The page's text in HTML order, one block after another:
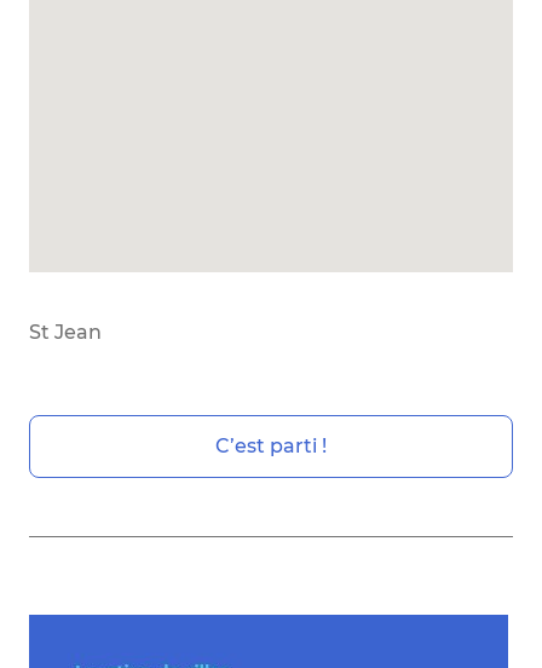
St Jean
C’est parti !